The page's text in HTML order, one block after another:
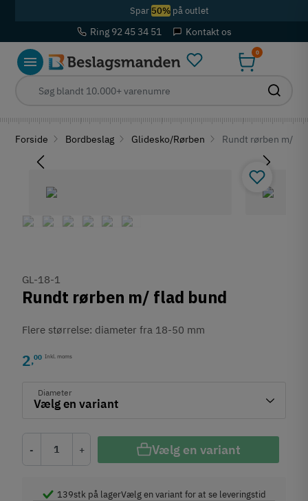
Spar 50%på outlet
Ring 92 45 34 51 Kontakt os
0
Forside Bordbeslag Glidesko/Rørben Rundt rørben m/
GL-18-1
Rundt rørben m/ flad bund
Flere størrelse: diameter fra 18-50 mm
2,00 Inkl. moms
Diameter
- + Vælg en variant
139stk på lagerVælg en variant for at se leveringstid